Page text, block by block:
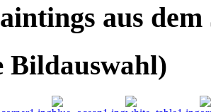
aus dem
Bildauswahl)